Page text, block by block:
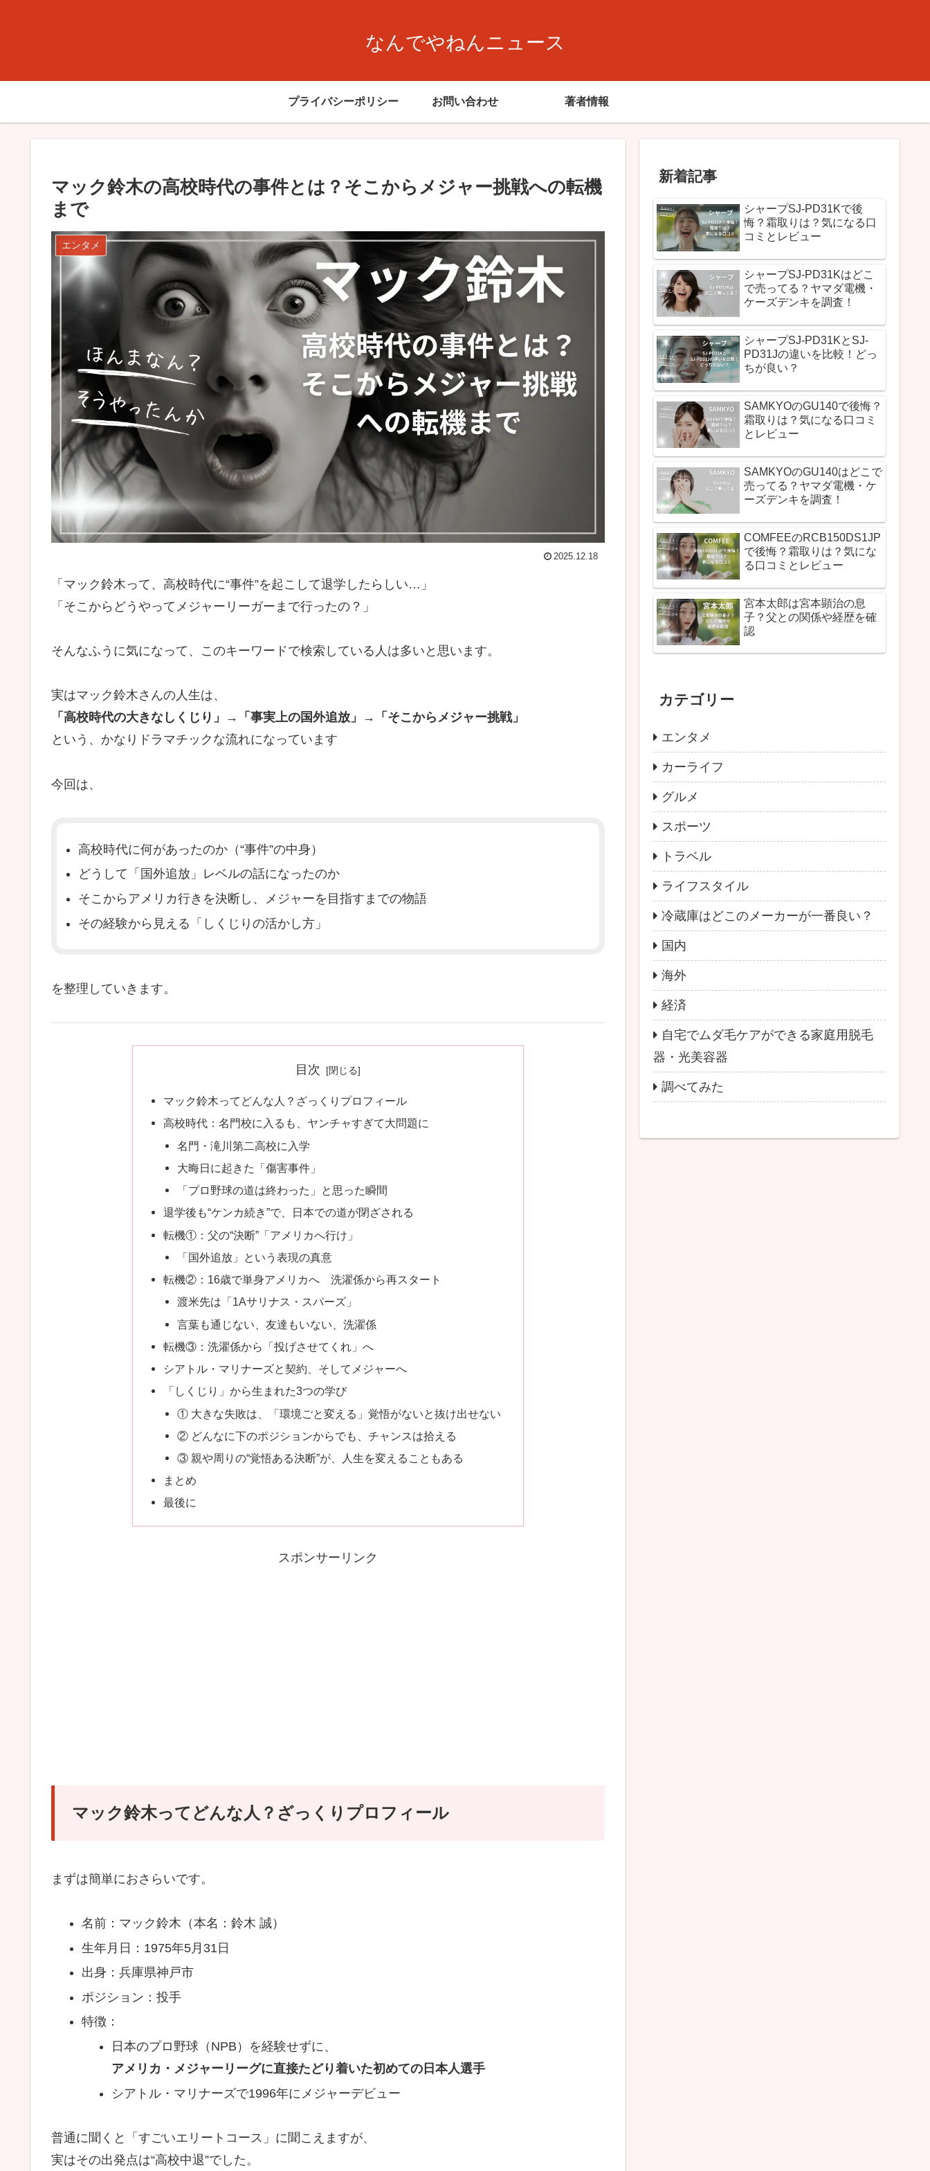
なんでやねんニュース
プライバシーポリシー お問い合わせ 著者情報
マック鈴木の高校時代の事件とは？そこからメジャー挑戦への転機
まで
エンタメ
2025.12.18
「マック鈴木って、高校時代に“事件”を起こして退学したらしい…」
「そこからどうやってメジャーリーガーまで行ったの？」
そんなふうに気になって、このキーワードで検索している人は多いと思います。
実はマック鈴木さんの人生は、
「高校時代の大きなしくじり」→「事実上の国外追放」→「そこからメジャー挑戦」
という、かなりドラマチックな流れになっています
今回は、
高校時代に何があったのか（“事件”の中身）
どうして「国外追放」レベルの話になったのか
そこからアメリカ行きを決断し、メジャーを目指すまでの物語
その経験から見える「しくじりの活かし方」
を整理していきます。
目次
マック鈴木ってどんな人？ざっくりプロフィール
高校時代：名門校に入るも、ヤンチャすぎて大問題に
名門・滝川第二高校に入学
大晦日に起きた「傷害事件」
「プロ野球の道は終わった」と思った瞬間
退学後も“ケンカ続き”で、日本での道が閉ざされる
転機①：父の“決断”「アメリカへ行け」
「国外追放」という表現の真意
転機②：16歳で単身アメリカへ 洗濯係から再スタート
渡米先は「1Aサリナス・スパーズ」
言葉も通じない、友達もいない、洗濯係
転機③：洗濯係から「投げさせてくれ」へ
シアトル・マリナーズと契約、そしてメジャーへ
「しくじり」から生まれた3つの学び
① 大きな失敗は、「環境ごと変える」覚悟がないと抜け出せない
② どんなに下のポジションからでも、チャンスは拾える
③ 親や周りの“覚悟ある決断”が、人生を変えることもある
まとめ
最後に
スポンサーリンク
マック鈴木ってどんな人？ざっくりプロフィール
まずは簡単におさらいです。
名前：マック鈴木（本名：鈴木 誠）
生年月日：1975年5月31日
出身：兵庫県神戸市
ポジション：投手
特徴：
日本のプロ野球（NPB）を経験せずに、
アメリカ・メジャーリーグに直接たどり着いた初めての日本人選手
シアトル・マリナーズで1996年にメジャーデビュー
普通に聞くと「すごいエリートコース」に聞こえますが、
実はその出発点は“高校中退”でした。
新着記事
シャープSJ-PD31Kで後
悔？霜取りは？気になる口
コミとレビュー
シャープSJ-PD31Kはどこ
で売ってる？ヤマダ電機・
ケーズデンキを調査！
シャープSJ-PD31KとSJ-
PD31Jの違いを比較！どっ
ちが良い？
SAMKYOのGU140で後悔？
霜取りは？気になる口コミ
とレビュー
SAMKYOのGU140はどこで
売ってる？ヤマダ電機・ケ
ーズデンキを調査！
COMFEEのRCB150DS1JP
で後悔？霜取りは？気にな
る口コミとレビュー
宮本太郎は宮本顕治の息
子？父との関係や経歴を確
認
カテゴリー
エンタメ
カーライフ
グルメ
スポーツ
トラベル
ライフスタイル
冷蔵庫はどこのメーカーが一番良い？
国内
海外
経済
自宅でムダ毛ケアができる家庭用脱毛
器・光美容器
調べてみた